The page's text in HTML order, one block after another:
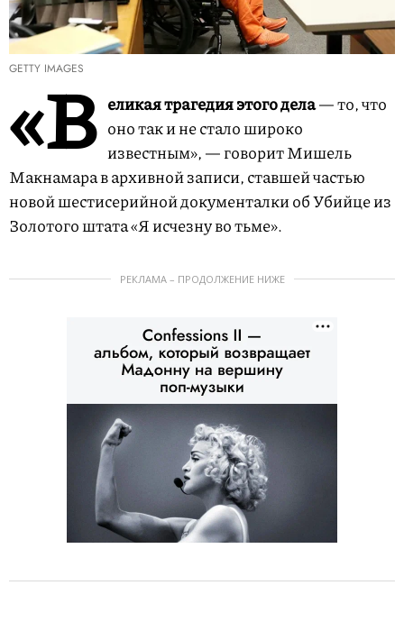
GETTY IMAGES
«В еликая трагедия этого дела— то, что
оно так и не стало широко
известным», — говорит Мишель
Макнамара в архивной записи, ставшей частью
новой шестисерийной документалки об Убийце из
Золотого штата «Я исчезну во тьме».
РЕКЛАМА – ПРОДОЛЖЕНИЕ НИЖЕ